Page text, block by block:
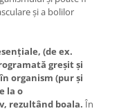
și a bolilor
(de ex.
greșit și
organism (pur și
la o
rezultând boala. În